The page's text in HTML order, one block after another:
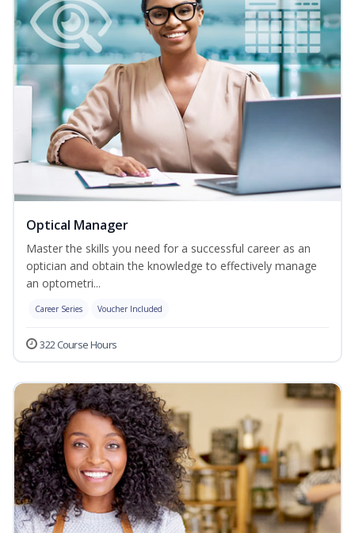
Optical Manager
Master the skills you need for a successful career as an
optician and obtain the knowledge to effectively manage
an optometri...
Career Series Voucher Included
322 Course Hours